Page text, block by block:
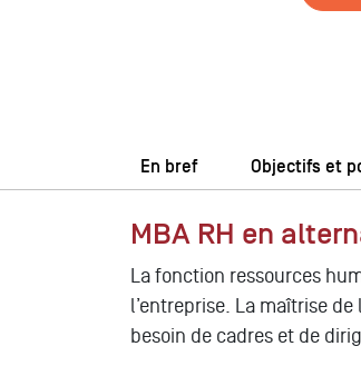
En bref Objectifs et
MBA RH en
La fonction ressources
l’entreprise. La maîtrise
besoin de cadres et de